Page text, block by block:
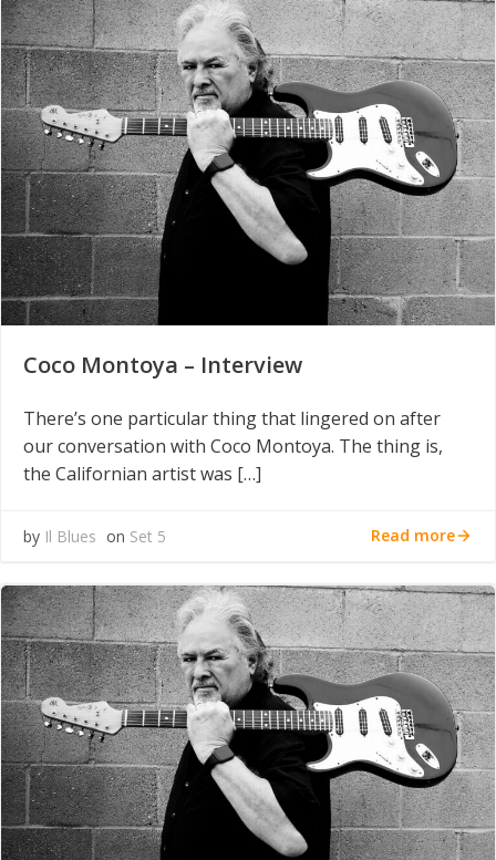
Coco Montoya – Interview
There’s one particular thing that lingered on after
our conversation with Coco Montoya. The thing is,
the Californian artist was […]
by Il Blues on Set 5 Read more